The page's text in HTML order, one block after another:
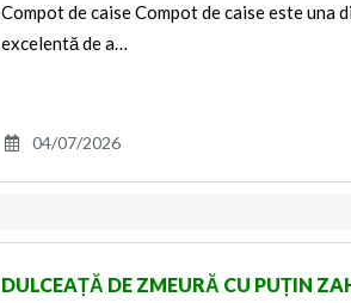
Compot de caise Compot de caise este una
excelentă de a…
04/07/2026
DULCEAȚĂ DE ZMEURĂ CU PUȚIN